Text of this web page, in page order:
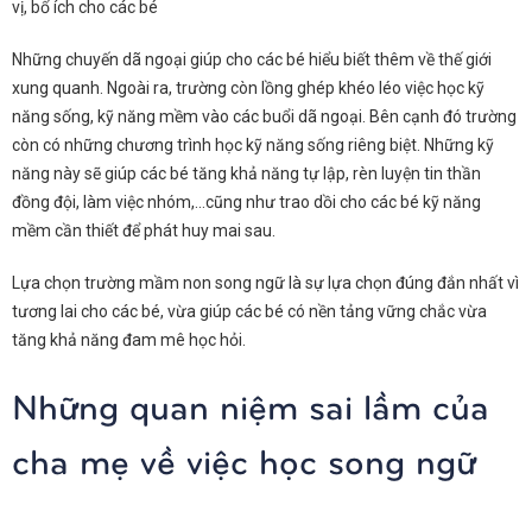
vị, bổ ích cho các bé
Những chuyến dã ngoại giúp cho các bé hiểu biết thêm về thế giới
xung quanh. Ngoài ra, trường còn lồng ghép khéo léo việc học kỹ
năng sống, kỹ năng mềm vào các buổi dã ngoại. Bên cạnh đó trường
còn có những chương trình học kỹ năng sống riêng biệt. Những kỹ
năng này sẽ giúp các bé tăng khả năng tự lập, rèn luyện tin thần
đồng đội, làm việc nhóm,…cũng như trao dồi cho các bé kỹ năng
mềm cần thiết để phát huy mai sau.
Lựa chọn trường mầm non song ngữ là sự lựa chọn đúng đắn nhất vì
tương lai cho các bé, vừa giúp các bé có nền tảng vững chắc vừa
tăng khả năng đam mê học hỏi.
Những quan niệm sai lầm của
cha mẹ về việc học song ngữ